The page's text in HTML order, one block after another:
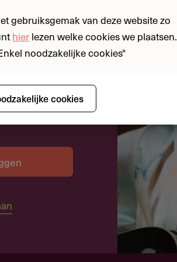
gebruiksgemak van deze website zo
hier lezen welke cookies we plaatsen.
noodzakelijke cookies"
cookies